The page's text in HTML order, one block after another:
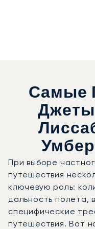
Самые
Джеты
При выборе
путешествия
ключевую роль:
дальность полёта,
специфические
путешествия. Вот